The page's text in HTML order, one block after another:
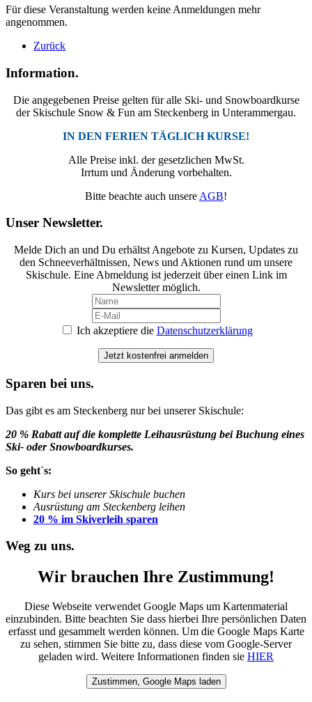
Für diese Veranstaltung werden keine Anmeldungen mehr
angenommen.
Zurück
Information.
Die angegebenen Preise gelten für alle Ski- und Snowboardkurse
der Skischule Snow & Fun am Steckenberg in Unterammergau.
IN DEN FERIEN TÄGLICH KURSE!
Alle Preise inkl. der gesetzlichen MwSt.
Irrtum und Änderung vorbehalten.
Bitte beachte auch unsere AGB!
Unser Newsletter.
Melde Dich an und Du erhältst Angebote zu Kursen, Updates zu
den Schneeverhältnissen, News und Aktionen rund um unsere
Skischule. Eine Abmeldung ist jederzeit über einen Link im
Newsletter möglich.
Ich akzeptiere die Datenschutzerklärung
Jetzt kostenfrei anmelden
Sparen bei uns.
Das gibt es am Steckenberg nur bei unserer Skischule:
20 % Rabatt auf die komplette Leihausrüstung bei Buchung eines
Ski- oder Snowboardkurses.
So geht´s:
Kurs bei unserer Skischule buchen
Ausrüstung am Steckenberg leihen
20 % im Skiverleih sparen
Weg zu uns.
Wir brauchen Ihre Zustimmung!
Diese Webseite verwendet Google Maps um Kartenmaterial
einzubinden. Bitte beachten Sie dass hierbei Ihre persönlichen Daten
erfasst und gesammelt werden können. Um die Google Maps Karte
zu sehen, stimmen Sie bitte zu, dass diese vom Google-Server
geladen wird. Weitere Informationen finden sie HIER